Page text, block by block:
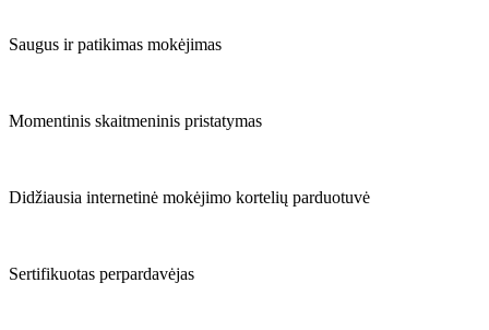
Saugus ir patikimas mokėjimas
Momentinis skaitmeninis pristatymas
Didžiausia internetinė mokėjimo kortelių parduotuvė
Sertifikuotas perpardavėjas